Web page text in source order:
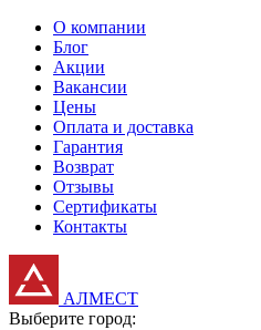
О компании
Блог
Акции
Вакансии
Цены
Оплата и доставка
Гарантия
Возврат
Отзывы
Сертификаты
Контакты
АЛМЕСТ
Выберите город: